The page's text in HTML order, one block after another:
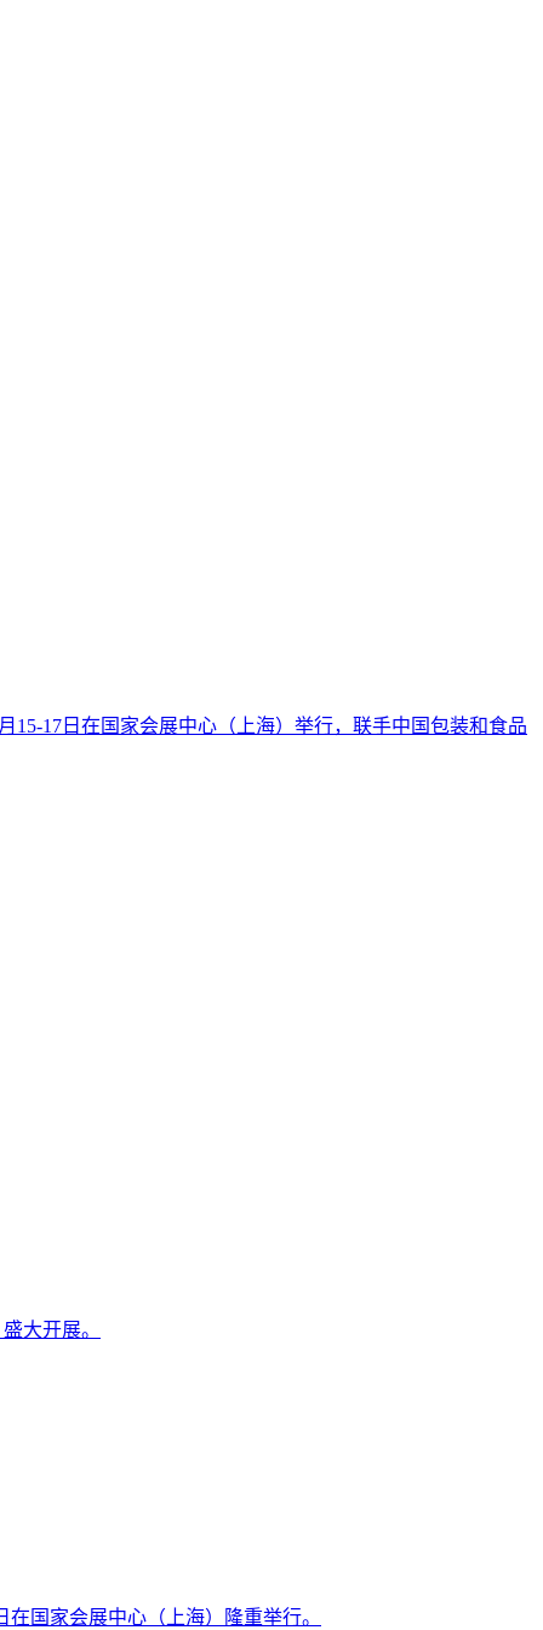
15-17日在国家会展中心（上海）举行，联手中国包装和食品
大开展。
国家会展中心（上海）隆重举行。